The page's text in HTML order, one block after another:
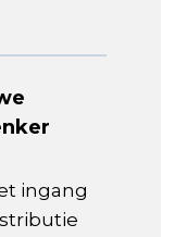
ingang